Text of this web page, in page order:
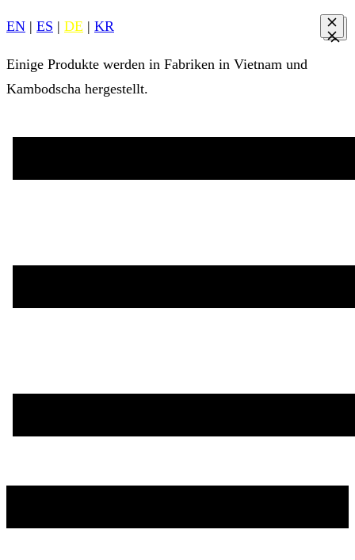
EN | ES | DE | KR
Einige Produkte werden in Fabriken in Vietnam und
Kambodscha hergestellt.